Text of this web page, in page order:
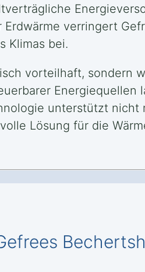
verringert
Klimas bei.
vorteilhaft, sondern
Energiequellen
unterstützt nicht
Lösung für die